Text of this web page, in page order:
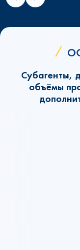
Субагенты,
объёмы